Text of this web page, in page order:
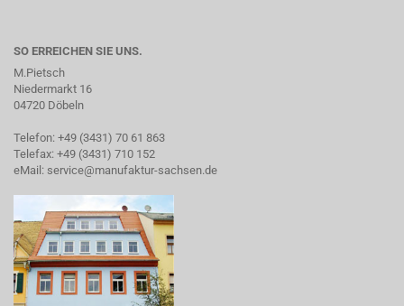
SO ERREICHEN SIE UNS.
M.Pietsch
Niedermarkt 16
04720 Döbeln
Telefon: +49 (3431) 70 61 863
Telefax: +49 (3431) 710 152
eMail: service@manufaktur-sachsen.de